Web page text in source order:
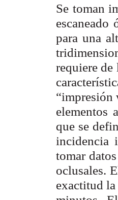
Se toman
para una
requiere de
“impresión
elementos
que se
incidencia
tomar
oclusales.
exactitud